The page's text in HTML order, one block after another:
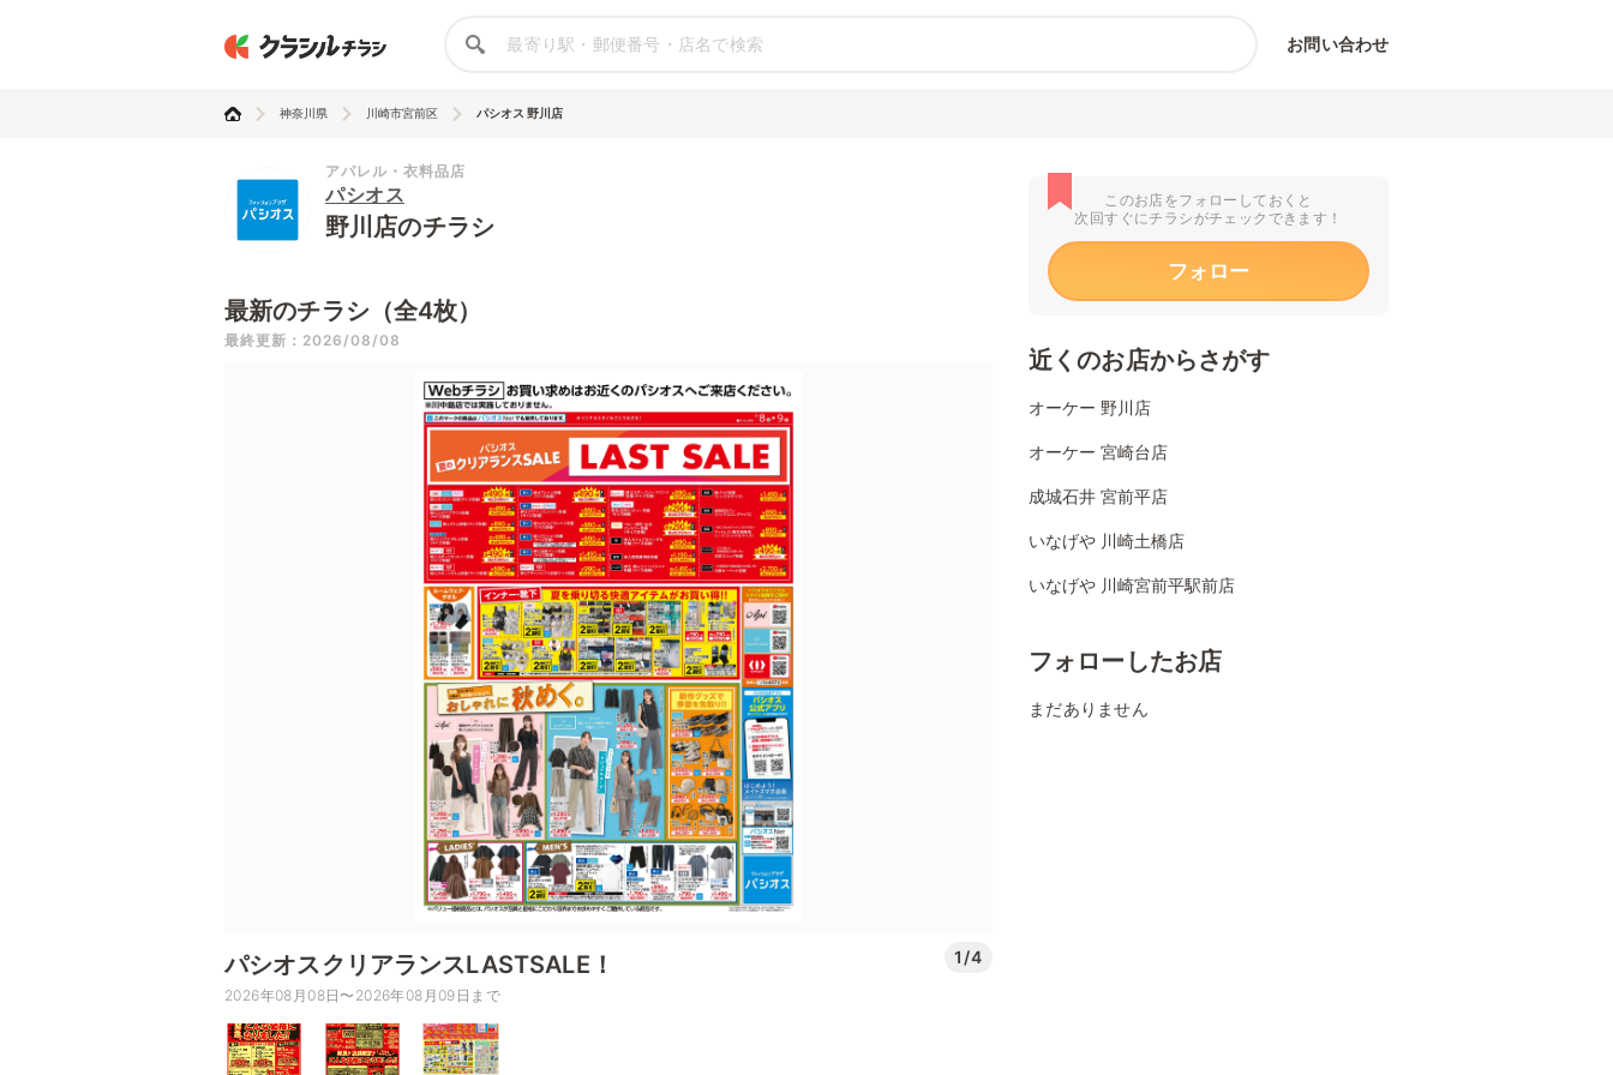
お問い合わせ
神奈川県 川崎市宮前区 パシオス 野川店
アパレル・衣料品店
パシオス
野川店のチラシ
最新のチラシ（全4枚）
最終更新：2026/08/08
パシオスクリアランスLASTSALE！ 1/4
2026年08月08日〜2026年08月09日まで
このお店をフォローしておくと
次回すぐにチラシがチェックできます！
フォロー
近くのお店からさがす
オーケー 野川店
オーケー 宮崎台店
成城石井 宮前平店
いなげや 川崎土橋店
いなげや 川崎宮前平駅前店
フォローしたお店
まだありません